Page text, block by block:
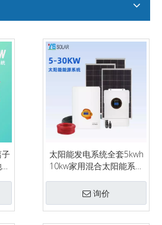
太阳能发电系统全套5kwh
10kw家用混合太阳能系统
电机系统
询价